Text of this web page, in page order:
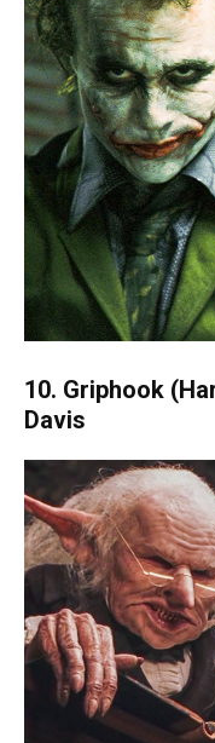
10. Griphook
Davis